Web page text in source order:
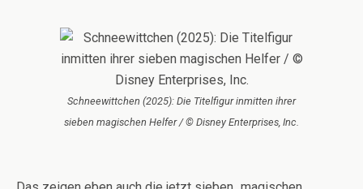
Schneewittchen (2025): Die Titelfigur inmitten ihrer
sieben magischen Helfer / © Disney Enterprises, Inc.